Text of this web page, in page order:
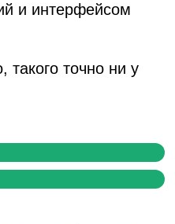
и интерфейсом
такого точно ни у